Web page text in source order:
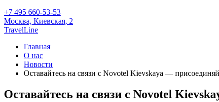
+7 495 660-53-53
Москва, Киевская, 2
TravelLine
Главная
О нас
Новости
Оставайтесь на связи с Novotel Kievskaya —
Оставайтесь на связи с Novotel